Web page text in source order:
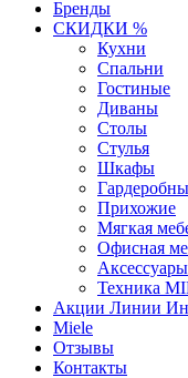
Бренды
СКИДКИ %
Кухни
Спальни
Гостиные
Диваны
Столы
Стулья
Шкафы
Прихожие
Мягкая
Офисная
Аксессуары
Техника
Акции Линии
Miele
Отзывы
Контакты